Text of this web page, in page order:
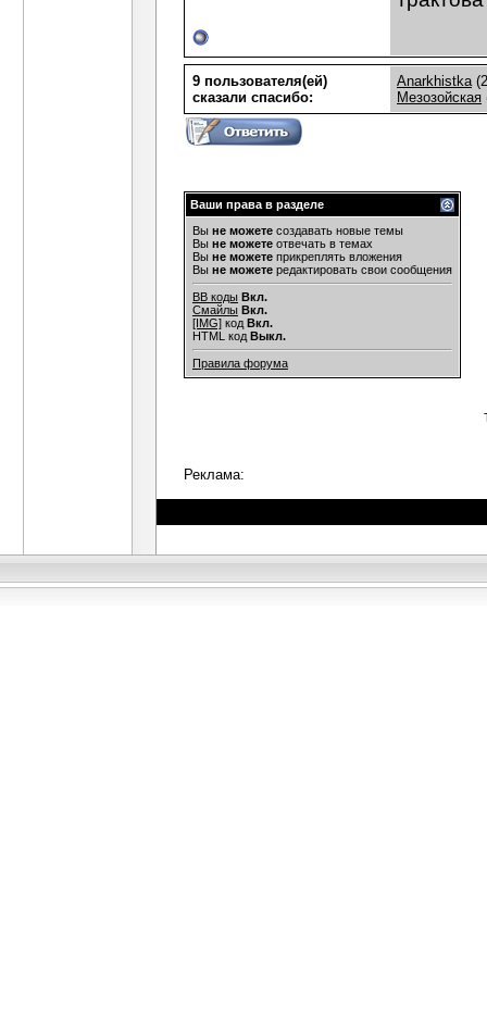
9 пользователя(ей)
сказали cпасибо:
Anarkhistka
Мезозойская
Ваши права в разделе
Вы не можете создавать новые темы
Вы не можете отвечать в темах
Вы не можете прикреплять вложения
Вы не можете редактировать свои сообщения
BB коды Вкл.
Смайлы Вкл.
[IMG] код Вкл.
HTML код Выкл.
Правила форума
Реклама: